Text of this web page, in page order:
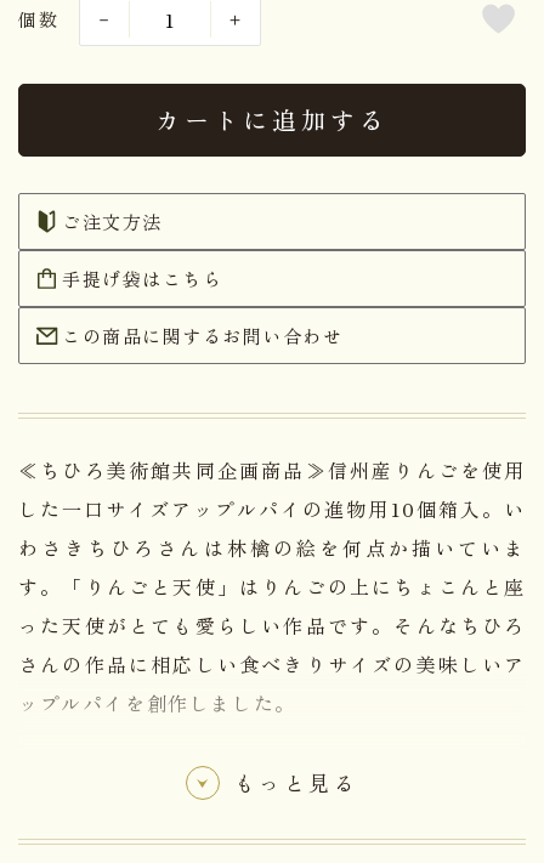
個数
カートに追加する
ご注文方法
手提げ袋はこちら
この商品に関するお問い合わせ
≪ちひろ美術館共同企画商品≫信州産りんごを使用
した一口サイズアップルパイの進物用10個箱入。い
わさきちひろさんは林檎の絵を何点か描いていま
す。「りんごと天使」はりんごの上にちょこんと座
った天使がとても愛らしい作品です。そんなちひろ
さんの作品に相応しい食べきりサイズの美味しいア
ップルパイを創作しました。
もっと見る